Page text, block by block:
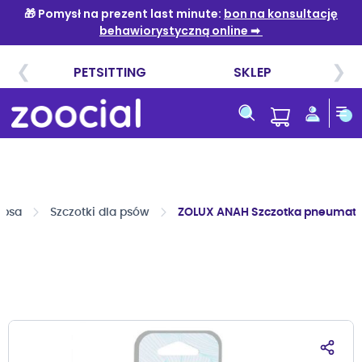
do
treści
Szczotki dla psów ZOLUX ANAH Szczotka
Przejdź